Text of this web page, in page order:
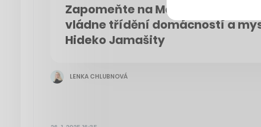
Zapomeňte na Marii Kondo.
vládne třídění domácností a
Hideko Jamašity
LENKA CHLUBNOVÁ